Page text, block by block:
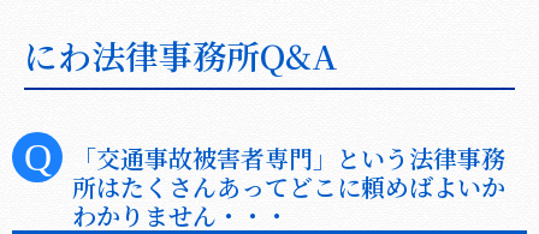
にわ法律事務所Q&A
「交通事故被害者専門」という法律事務
所はたくさんあってどこに頼めばよいか
わかりません・・・